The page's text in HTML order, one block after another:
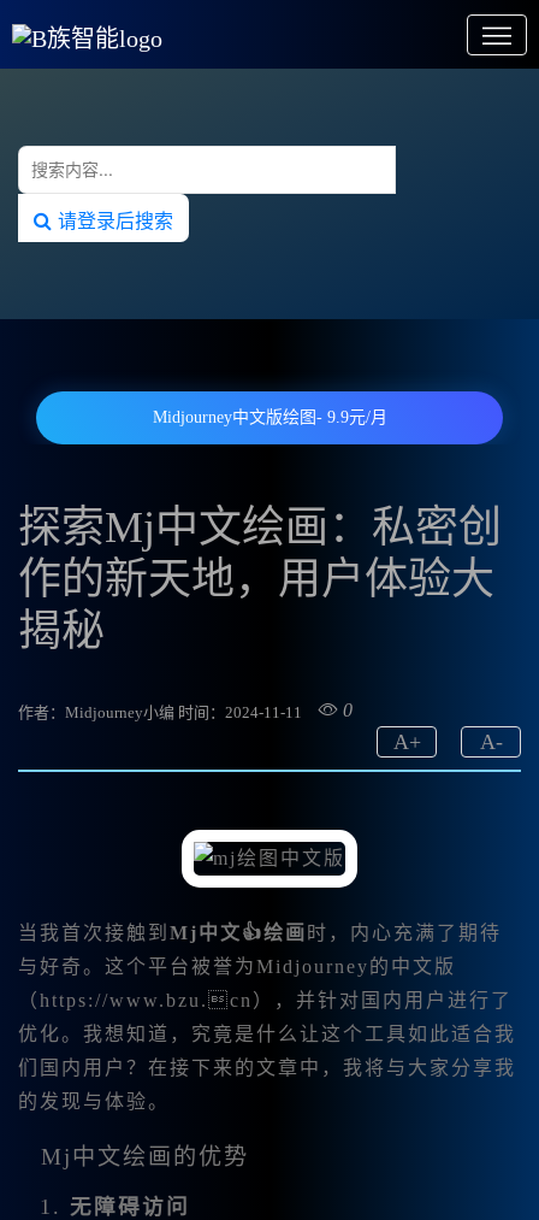
请登录后搜索
Midjourney中文版绘图- 9.9元/月
探索Mj中文绘画：私密创
作的新天地，用户体验大
揭秘
作者：Midjourney小编 时间：2024-11-11 0
A-
A+
当我首次接触到 Mj中文👍绘画 时，内心充满了期待
与好奇。这个平台被誉为Midjourney的中文版
（https://www.bzu.cn），并针对国内用户进行了
优化。我想知道，究竟是什么让这个工具如此适合我
们国内用户？在接下来的文章中，我将与大家分享我
的发现与体验。
Mj中文绘画的优势
1. 无障碍访问